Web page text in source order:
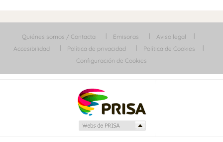
Quiénes somos / Contacta Emisoras
Aviso legal
Accesibilidad
Política de privacidad
Política de Cookies
Configuración de Cookies